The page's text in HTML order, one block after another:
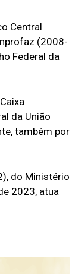
Central
(2008-
Federal da
da União
também por
do Ministério
2023, atua